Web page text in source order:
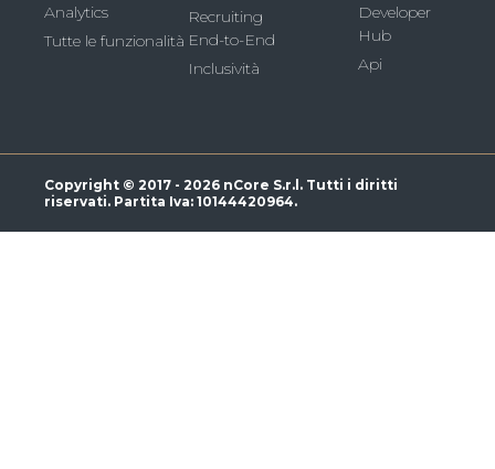
Analytics
Tutte le funzionalità
Recruiting
End-to-End
Inclusività
Developer
Hub
Api
Copyright © 2017 - 2026 nCore S.r.l. Tutti i diritti
riservati. Partita Iva: 10144420964.